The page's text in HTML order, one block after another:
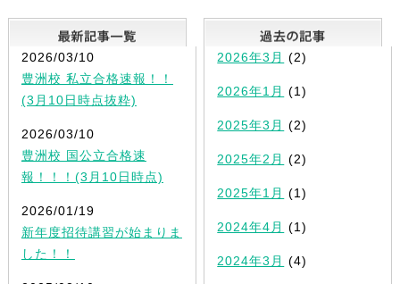
最新記事一覧
2026/03/10
豊洲校 私立合格速報！！
(3月10日時点抜粋)
2026/03/10
豊洲校 国公立合格速
報！！！(3月10日時点)
2026/01/19
新年度招待講習が始まりま
した！！
2026年3月 (2)
2026年1月 (1)
2025年3月 (2)
2025年2月 (2)
2025年1月 (1)
2024年4月 (1)
2024年3月 (4)